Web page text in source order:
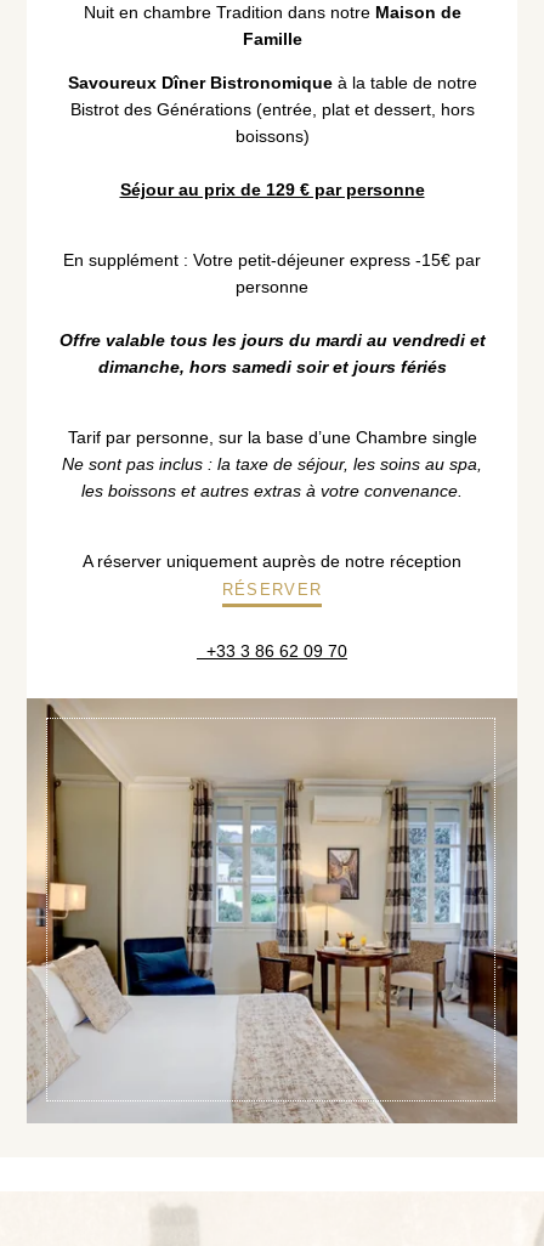
Nuit en chambre Tradition dans notre Maison de
Famille
Savoureux Dîner Bistronomique à la table de notre
Bistrot des Générations (entrée, plat et dessert, hors
boissons)
Séjour au prix de 129 € par personne
En supplément : Votre petit-déjeuner express -15€ par
personne
Offre valable tous les jours du mardi au vendredi et
dimanche, hors samedi soir et jours fériés
Tarif par personne, sur la base d’une Chambre single
Ne sont pas inclus : la taxe de séjour, les soins au spa,
les boissons et autres extras à votre convenance.
A réserver uniquement auprès de notre réception
RÉSERVER
+33 3 86 62 09 70